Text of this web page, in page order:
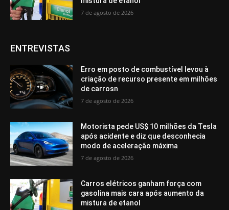
7 de agosto de 2026
ENTREVISTAS
Erro em posto de combustível levou à
criação de recurso presente em milhões
de carrosn
7 de agosto de 2026
Motorista pede US$ 10 milhões da Tesla
após acidente e diz que desconhecia
modo de aceleração máxima
7 de agosto de 2026
Carros elétricos ganham força com
gasolina mais cara após aumento da
mistura de etanol